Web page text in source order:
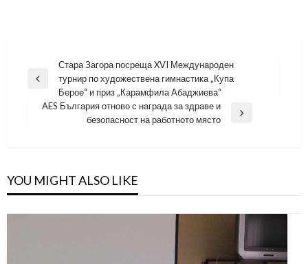
Навигация
Previous
Стара Загора посреща XVI Международен
турнир по художествена гимнастика „Купа
Берое“ и приз „Карамфила Абаджиева“
AES България отново с награда за здраве и
безопасност на работното място
YOU MIGHT ALSO LIKE